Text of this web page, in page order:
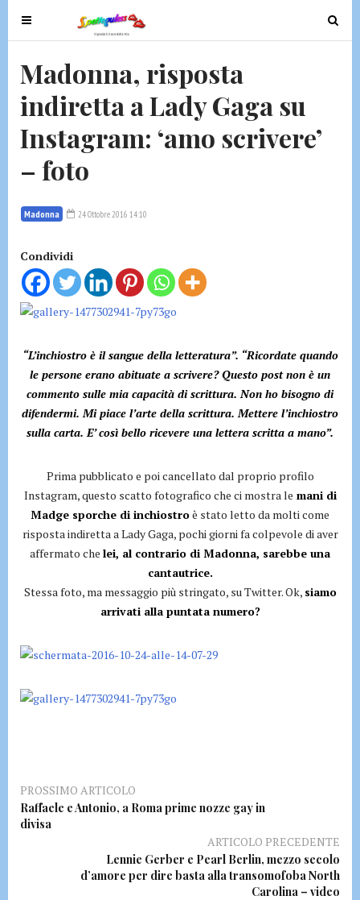
T
o
g
l
e
n
v
g
t
o
n
T
o
Madonna, risposta
indiretta a Lady Gaga su
Instagram: ‘amo scrivere’
– foto
Madonna 24 Ottobre 2016 14:10
Condividi
“L’inchiostro è il sangue della letteratura”. “Ricordate quando
le persone erano abituate a scrivere? Questo post non è un
commento sulle mia capacità di scrittura. Non ho bisogno di
difendermi. Mi piace l’arte della scrittura. Mettere l’inchiostro
sulla carta. E’ così bello ricevere una lettera scritta a mano”.
Prima pubblicato e poi cancellato dal proprio profilo
Instagram, questo scatto fotografico che ci mostra le mani di
Madge sporche di inchiostroè stato letto da molti come
risposta indiretta a Lady Gaga, pochi giorni fa colpevole di aver
affermato che lei, al contrario di Madonna, sarebbe una
cantautrice.
Stessa foto, ma messaggio più stringato, su Twitter. Ok, siamo
arrivati alla puntata numero?
PROSSIMO ARTICOLO
Raffaele e Antonio, a Roma prime nozze gay in
divisa
ARTICOLO PRECEDENTE
Lennie Gerber e Pearl Berlin, mezzo secolo
d’amore per dire basta alla transomofoba North
Carolina – video